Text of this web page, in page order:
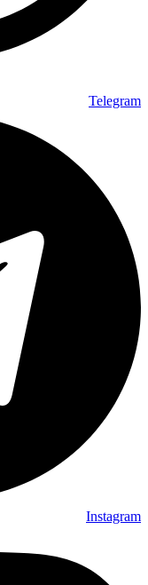
Telegram
Instagram